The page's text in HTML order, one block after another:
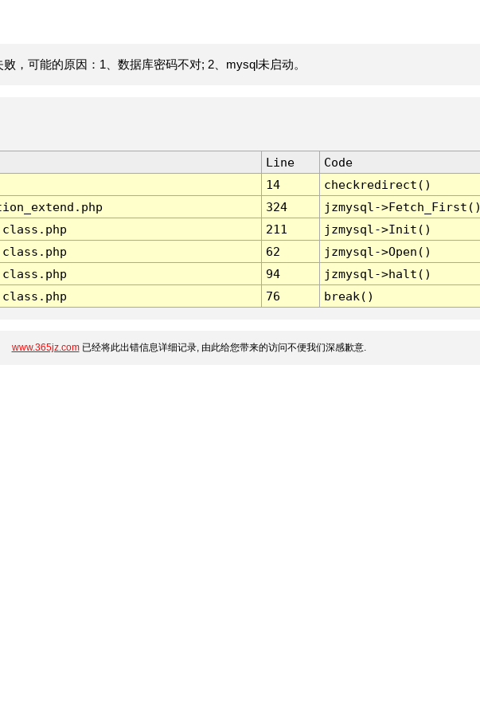
，可能的原因：1、数据库密码不对; 2、mysql未启动。
Line
Code
14
checkredirect()
324
jzmysql-
211
jzmysql->Init()
62
jzmysql->Open()
94
jzmysql->halt()
76 break()
www.365jz.com已经将此出错信息详细记录, 由此给您带来的访问不便我们深感歉意.